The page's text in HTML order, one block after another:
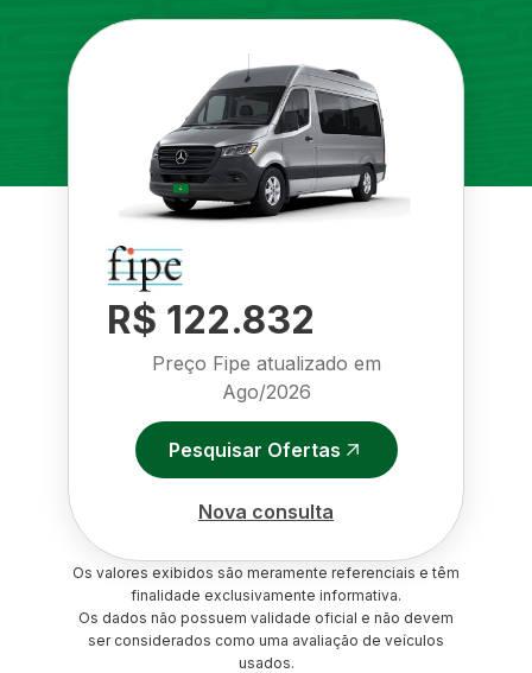
R$ 122.832
Preço Fipe atualizado em
Ago/2026
Pesquisar Ofertas
Nova consulta
Os valores exibidos são meramente referenciais e têm
finalidade exclusivamente informativa.
Os dados não possuem validade oficial e não devem
ser considerados como uma avaliação de veículos
usados.